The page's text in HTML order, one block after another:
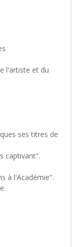
l'artiste et du
ses titres de
captivant".
à l'Académie".